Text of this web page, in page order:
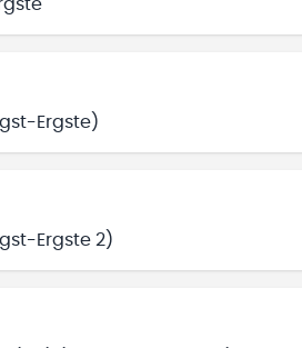
Ergste)
Ergste 2)